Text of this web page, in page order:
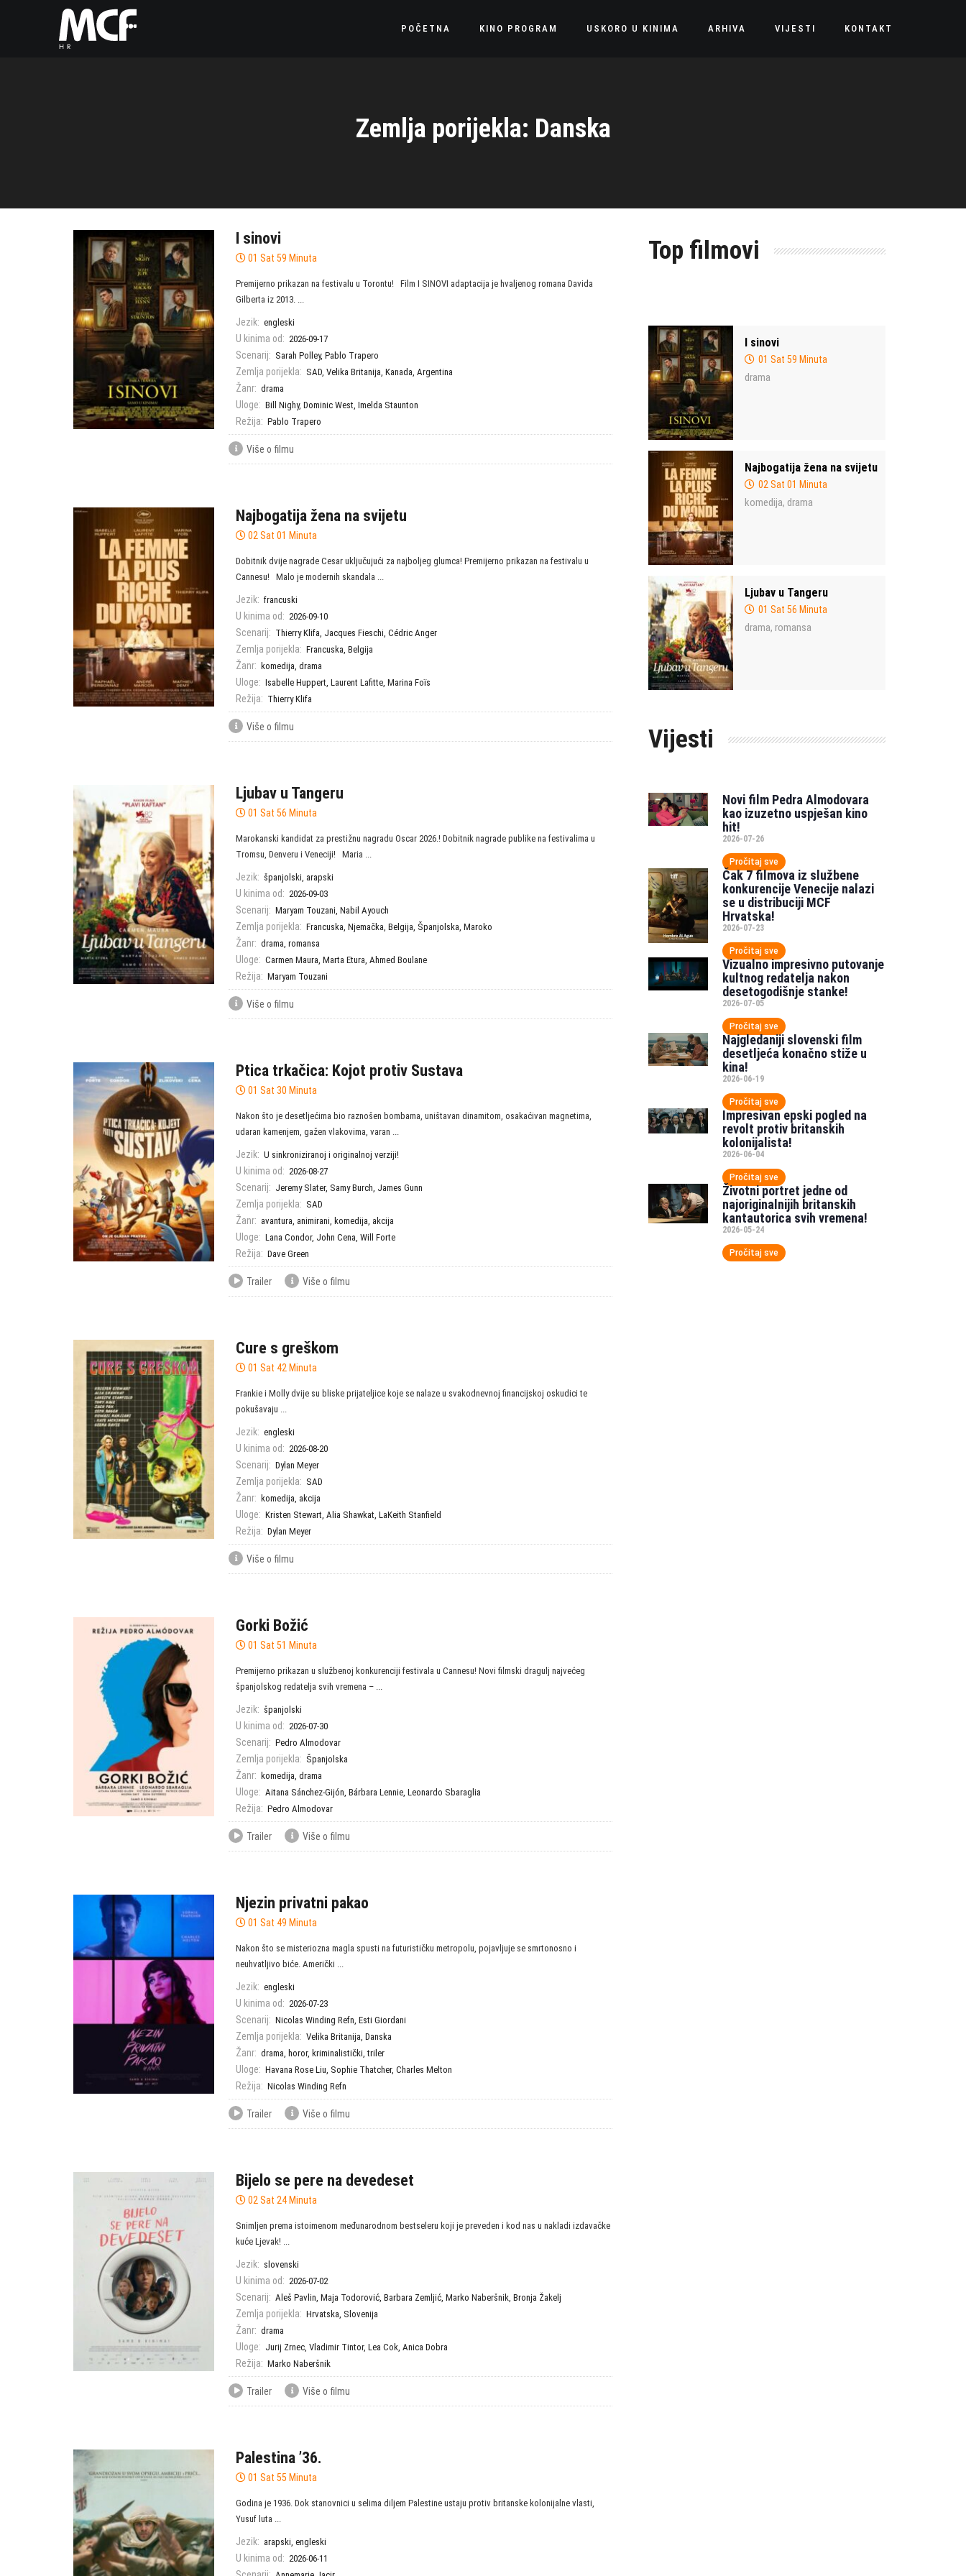
POČETNA KINO PROGRAM USKORO U KINIMA ARHIVA VIJESTI KONTAKT
Zemlja porijekla: Danska
I sinovi
01 Sat 59 Minuta
Premijerno prikazan na festivalu u Torontu! Film I SINOVI adaptacija je hvaljenog romana Davida
Gilberta iz 2013. ...
Jezik: engleski
U kinima od: 2026-09-17
Scenarij: Sarah Polley, Pablo Trapero
Zemlja porijekla: SAD, Velika Britanija, Kanada, Argentina
Žanr: drama
Uloge: Bill Nighy, Dominic West, Imelda Staunton
Režija: Pablo Trapero
Više o filmu
Najbogatija žena na svijetu
02 Sat 01 Minuta
Dobitnik dvije nagrade Cesar uključujući za najboljeg glumca! Premijerno prikazan na festivalu u
Cannesu! Malo je modernih skandala ...
Jezik: francuski
U kinima od: 2026-09-10
Scenarij: Thierry Klifa, Jacques Fieschi, Cédric Anger
Zemlja porijekla: Francuska, Belgija
Žanr: komedija, drama
Uloge: Isabelle Huppert, Laurent Lafitte, Marina Foïs
Režija: Thierry Klifa
Više o filmu
Ljubav u Tangeru
01 Sat 56 Minuta
Marokanski kandidat za prestižnu nagradu Oscar 2026.! Dobitnik nagrade publike na festivalima u
Tromsu, Denveru i Veneciji! Maria ...
Jezik: španjolski, arapski
U kinima od: 2026-09-03
Scenarij: Maryam Touzani, Nabil Ayouch
Zemlja porijekla: Francuska, Njemačka, Belgija, Španjolska, Maroko
Žanr: drama, romansa
Uloge: Carmen Maura, Marta Etura, Ahmed Boulane
Režija: Maryam Touzani
Više o filmu
Ptica trkačica: Kojot protiv Sustava
01 Sat 30 Minuta
Nakon što je desetljećima bio raznošen bombama, uništavan dinamitom, osakaćivan magnetima,
udaran kamenjem, gažen vlakovima, varan ...
Jezik: U sinkroniziranoj i originalnoj verziji!
U kinima od: 2026-08-27
Scenarij: Jeremy Slater, Samy Burch, James Gunn
Zemlja porijekla: SAD
Žanr: avantura, animirani, komedija, akcija
Uloge: Lana Condor, John Cena, Will Forte
Režija: Dave Green
Trailer Više o filmu
Cure s greškom
01 Sat 42 Minuta
Frankie i Molly dvije su bliske prijateljice koje se nalaze u svakodnevnoj financijskoj oskudici te
pokušavaju ...
Jezik: engleski
U kinima od: 2026-08-20
Scenarij: Dylan Meyer
Zemlja porijekla: SAD
Žanr: komedija, akcija
Uloge: Kristen Stewart, Alia Shawkat, LaKeith Stanfield
Režija: Dylan Meyer
Više o filmu
Gorki Božić
01 Sat 51 Minuta
Premijerno prikazan u službenoj konkurenciji festivala u Cannesu! Novi filmski dragulj najvećeg
španjolskog redatelja svih vremena – ...
Jezik: španjolski
U kinima od: 2026-07-30
Scenarij: Pedro Almodovar
Zemlja porijekla: Španjolska
Žanr: komedija, drama
Uloge: Aitana Sánchez-Gijón, Bárbara Lennie, Leonardo Sbaraglia
Režija: Pedro Almodovar
Trailer Više o filmu
Njezin privatni pakao
01 Sat 49 Minuta
Nakon što se misteriozna magla spusti na futurističku metropolu, pojavljuje se smrtonosno i
neuhvatljivo biće. Američki ...
Jezik: engleski
U kinima od: 2026-07-23
Scenarij: Nicolas Winding Refn, Esti Giordani
Zemlja porijekla: Velika Britanija, Danska
Žanr: drama, horor, kriminalistički,triler
Uloge: Havana Rose Liu, Sophie Thatcher, Charles Melton
Režija: Nicolas Winding Refn
Trailer Više o filmu
Bijelo se pere na devedeset
02 Sat 24 Minuta
Snimljen prema istoimenom međunarodnom bestseleru koji je preveden i kod nas u nakladi izdavačke
kuće Ljevak! ...
Jezik: slovenski
U kinima od: 2026-07-02
Scenarij: Aleš Pavlin, Maja Todorović, Barbara Zemljić, Marko Naberšnik, Bronja Žakelj
Zemlja porijekla: Hrvatska, Slovenija
Žanr: drama
Uloge: Jurij Zrnec, Vladimir Tintor, Lea Cok, Anica Dobra
Režija: Marko Naberšnik
Trailer Više o filmu
Palestina ’36.
01 Sat 55 Minuta
Godina je 1936. Dok stanovnici u selima diljem Palestine ustaju protiv britanske kolonijalne vlasti,
Yusuf luta ...
Jezik: arapski, engleski
U kinima od: 2026-06-11
Top filmovi
I sinovi
01 Sat 59 Minuta
drama
Najbogatija žena na svijetu
02 Sat 01 Minuta
komedija, drama
Ljubav u Tangeru
01 Sat 56 Minuta
drama, romansa
Vijesti
Novi film Pedra Almodovara
kao izuzetno uspješan kino
hit!
2026-07-26
Pročitaj sve
Čak 7 filmova iz službene
konkurencije Venecije nalazi
se u distribuciji MCF
Hrvatska!
2026-07-23
Pročitaj sve
Vizualno impresivno putovanje
kultnog redatelja nakon
desetogodišnje stanke!
2026-07-05
Pročitaj sve
Najgledaniji slovenski film
desetljeća konačno stiže u
kina!
2026-06-19
Pročitaj sve
Impresivan epski pogled na
revolt protiv britanskih
kolonijalista!
2026-06-04
Pročitaj sve
Životni portret jedne od
najoriginalnijih britanskih
kantautorica svih vremena!
2026-05-24
Pročitaj sve